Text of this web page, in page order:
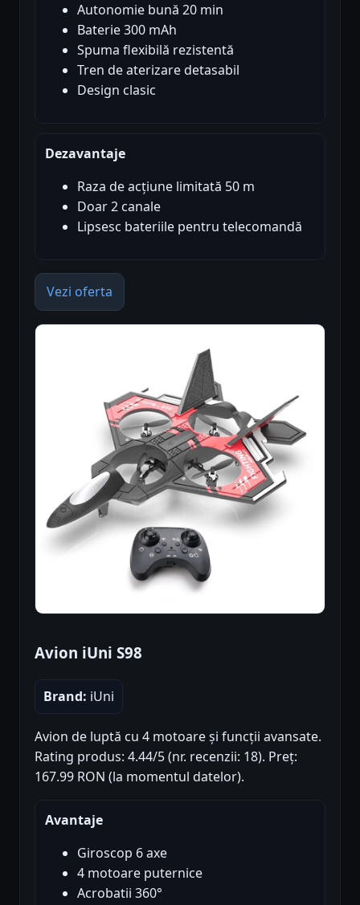
Autonomie bună 20 min
Baterie 300 mAh
Spuma flexibilă rezistentă
Tren de aterizare detasabil
Design clasic
Dezavantaje
Raza de acțiune limitată 50 m
Doar 2 canale
Lipsesc bateriile pentru telecomandă
Vezi oferta
Avion iUni S98
Brand: iUni
Avion de luptă cu 4 motoare și funcții avansate.
Rating produs: 4.44/5 (nr. recenzii: 18). Preț:
167.99 RON (la momentul datelor).
Avantaje
Giroscop 6 axe
4 motoare puternice
Acrobatii 360°